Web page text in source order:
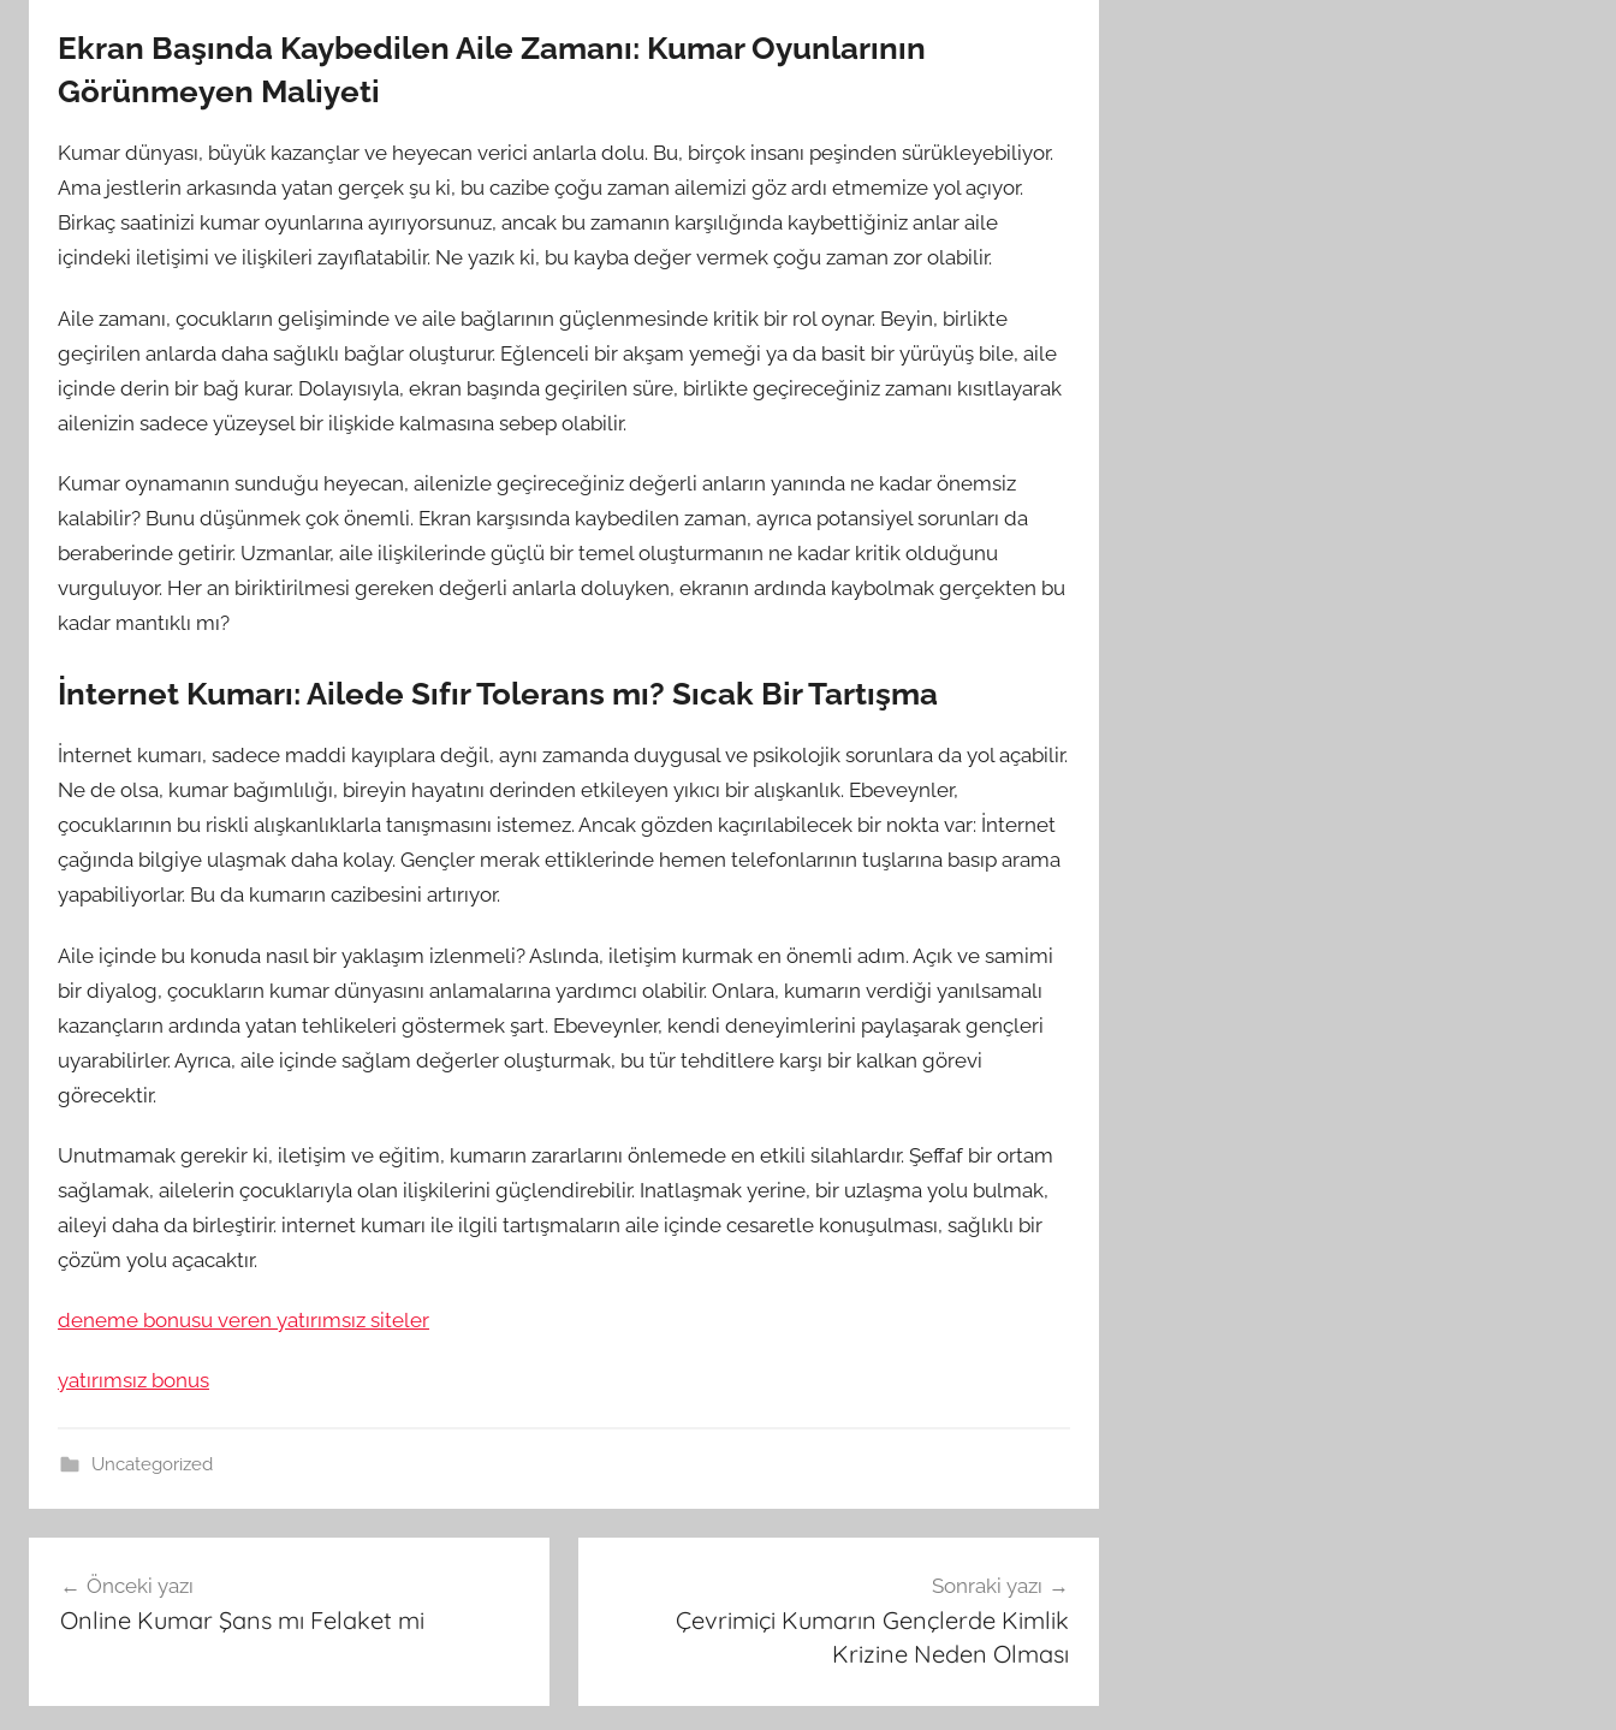
Ekran Başında Kaybedilen Aile Zamanı: Kumar Oyunlarının
Görünmeyen Maliyeti
Kumar dünyası, büyük kazançlar ve heyecan verici anlarla dolu. Bu, birçok insanı peşinden sürükleyebiliyor.
Ama jestlerin arkasında yatan gerçek şu ki, bu cazibe çoğu zaman ailemizi göz ardı etmemize yol açıyor.
Birkaç saatinizi kumar oyunlarına ayırıyorsunuz, ancak bu zamanın karşılığında kaybettiğiniz anlar aile
içindeki iletişimi ve ilişkileri zayıflatabilir. Ne yazık ki, bu kayba değer vermek çoğu zaman zor olabilir.
Aile zamanı, çocukların gelişiminde ve aile bağlarının güçlenmesinde kritik bir rol oynar. Beyin, birlikte
geçirilen anlarda daha sağlıklı bağlar oluşturur. Eğlenceli bir akşam yemeği ya da basit bir yürüyüş bile, aile
içinde derin bir bağ kurar. Dolayısıyla, ekran başında geçirilen süre, birlikte geçireceğiniz zamanı kısıtlayarak
ailenizin sadece yüzeysel bir ilişkide kalmasına sebep olabilir.
Kumar oynamanın sunduğu heyecan, ailenizle geçireceğiniz değerli anların yanında ne kadar önemsiz
kalabilir? Bunu düşünmek çok önemli. Ekran karşısında kaybedilen zaman, ayrıca potansiyel sorunları da
beraberinde getirir. Uzmanlar, aile ilişkilerinde güçlü bir temel oluşturmanın ne kadar kritik olduğunu
vurguluyor. Her an biriktirilmesi gereken değerli anlarla doluyken, ekranın ardında kaybolmak gerçekten bu
kadar mantıklı mı?
İnternet Kumarı: Ailede Sıfır Tolerans mı? Sıcak Bir Tartışma
İnternet kumarı, sadece maddi kayıplara değil, aynı zamanda duygusal ve psikolojik sorunlara da yol açabilir.
Ne de olsa, kumar bağımlılığı, bireyin hayatını derinden etkileyen yıkıcı bir alışkanlık. Ebeveynler,
çocuklarının bu riskli alışkanlıklarla tanışmasını istemez. Ancak gözden kaçırılabilecek bir nokta var: İnternet
çağında bilgiye ulaşmak daha kolay. Gençler merak ettiklerinde hemen telefonlarının tuşlarına basıp arama
yapabiliyorlar. Bu da kumarın cazibesini artırıyor.
Aile içinde bu konuda nasıl bir yaklaşım izlenmeli? Aslında, iletişim kurmak en önemli adım. Açık ve samimi
bir diyalog, çocukların kumar dünyasını anlamalarına yardımcı olabilir. Onlara, kumarın verdiği yanılsamalı
kazançların ardında yatan tehlikeleri göstermek şart. Ebeveynler, kendi deneyimlerini paylaşarak gençleri
uyarabilirler. Ayrıca, aile içinde sağlam değerler oluşturmak, bu tür tehditlere karşı bir kalkan görevi
görecektir.
Unutmamak gerekir ki, iletişim ve eğitim, kumarın zararlarını önlemede en etkili silahlardır. Şeffaf bir ortam
sağlamak, ailelerin çocuklarıyla olan ilişkilerini güçlendirebilir. Inatlaşmak yerine, bir uzlaşma yolu bulmak,
aileyi daha da birleştirir. internet kumarı ile ilgili tartışmaların aile içinde cesaretle konuşulması, sağlıklı bir
çözüm yolu açacaktır.
deneme bonusu veren yatırımsız siteler
yatırımsız bonus
Uncategorized
gezinmesi
Önceki yazı
Online Kumar Şans mı Felaket mi
Sonraki yazı
Çevrimiçi Kumarın Gençlerde Kimlik
Krizine Neden Olması